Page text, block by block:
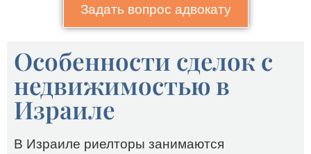
Задать вопрос адвокату
Особенности сделок с
недвижимостью в
Израиле
В Израиле риелторы занимаются